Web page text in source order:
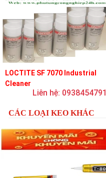
LOCTITE SF 7070 Industrial
Cleaner
Liên hệ: 0938454791
CÁC LOẠI KEO KHÁC